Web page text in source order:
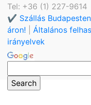
Tel: +36 (1) 227-9614
✔️ Szállás
áron!
Általános
irányelvek